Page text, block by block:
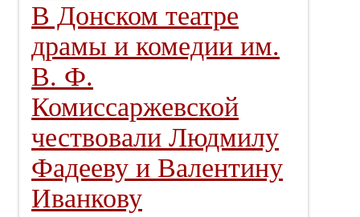
В Донском театре
драмы и комедии им.
В. Ф.
Комиссаржевской
чествовали Людмилу
Фадееву и Валентину
Иванкову